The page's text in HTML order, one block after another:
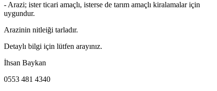
- Arazi; ister ticari amaçlı, isterse de tarım amaçlı kiralamalar için
uygundur.
Arazinin nitleiği tarladır.
Detaylı bilgi için lütfen arayınız.
İhsan Baykan
0553 481 4340